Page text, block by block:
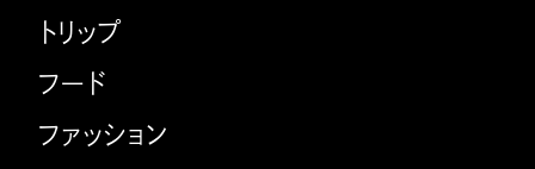
トリップ
フード
ファッション